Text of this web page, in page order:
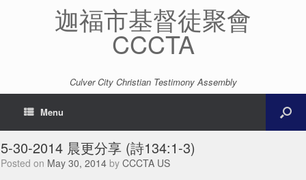
迦福市基督徒聚會
CCCTA
Culver City Christian Testimony Assembly
Menu
5-30-2014 晨更分享 (詩134:1-3)
Posted on May 30, 2014 by CCCTA US